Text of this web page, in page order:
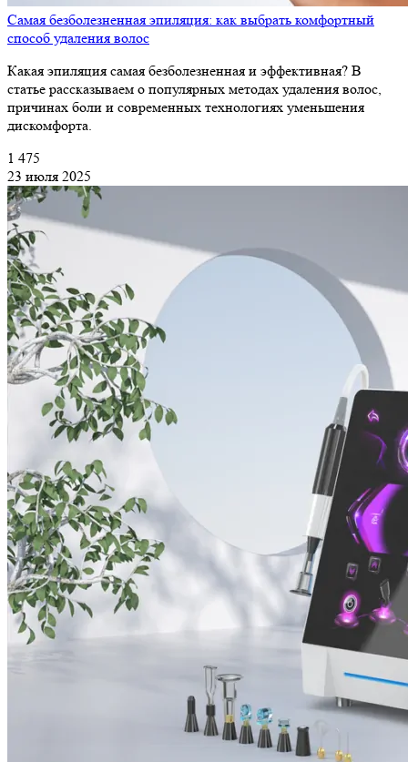
Самая безболезненная эпиляция: как выбрать комфортный
способ удаления волос
Какая эпиляция самая безболезненная и эффективная? В
статье рассказываем о популярных методах удаления волос,
причинах боли и современных технологиях уменьшения
дискомфорта.
1 475
23 июля 2025